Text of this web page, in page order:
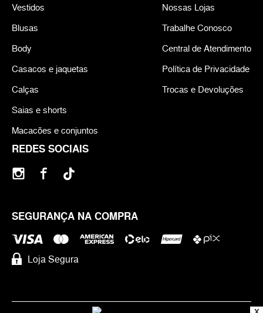
REDES SOCIAIS
SEGURANÇA NA COMPRA
Loja Segura
Vestidos
Blusas
Body
Casacos e jaquetas
Calças
Saias e shorts
Macacões e conjuntos
Nossas Lojas
Trabalhe Conosco
Central de Atendimento
Política de Privacidade
Trocas e Devoluções